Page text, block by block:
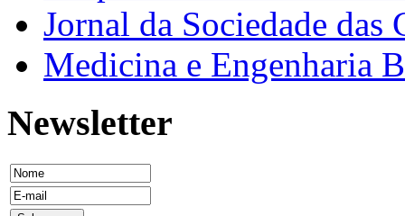
Jornal da Sociedade
Medicina e Engenharia
Newsletter